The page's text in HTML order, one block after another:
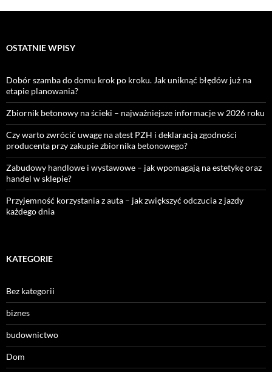
OSTATNIE WPISY
Dobór szamba do domu krok po kroku. Jak uniknąć błędów już na
etapie planowania?
Zbiornik betonowy na ścieki – najważniejsze informacje w 2026 roku
Czy warto zwrócić uwagę na atest PZH i deklaracją zgodności
producenta przy zakupie zbiornika betonowego?
Zabudowy handlowe i wystawowe – jak wpomagają na estetykę oraz
handel w sklepie?
Przyjemność korzystania z auta – jak zwiększyć odczucia z jazdy
każdego dnia
KATEGORIE
Bez kategorii
biznes
budownictwo
Dom